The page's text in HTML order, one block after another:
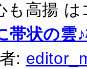
も高揚 は
状の雲
: